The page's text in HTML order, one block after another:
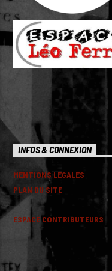
INFOS & CONNEXION
MENTIONS LEGALES
PLAN DU SITE
ESPACE CONTRIBUTEURS